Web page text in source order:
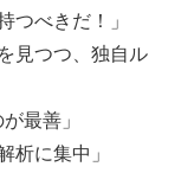
つべきだ！」
見つつ、独自ル
最善」
析に集中」